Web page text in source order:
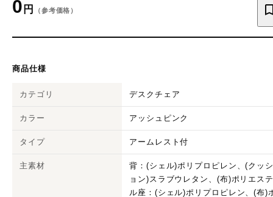
0 円 （参考価格）
商品仕様
カテゴリ デスクチェア
カラー アッシュピンク
タイプ アームレスト付
主素材
背：(シェル)ポリプロピレン、(クッ
ョン)スラブウレタン、(布)ポリエス
ル座：(シェル)ポリプロピレン、(布)